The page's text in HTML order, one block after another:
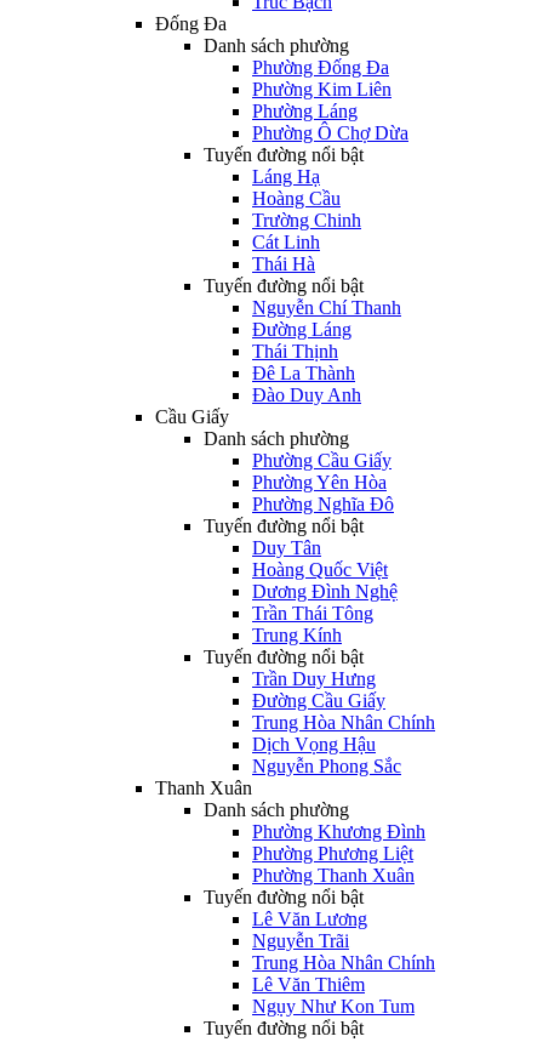
Đống Đa
Danh sách phường
Phường Đống Đa
Phường Kim Liên
Phường Láng
Phường Ô Chợ Dừa
Tuyến đường nổi bật
Láng Hạ
Hoàng Cầu
Trường Chinh
Cát Linh
Thái Hà
Tuyến đường nổi bật
Nguyễn Chí Thanh
Đường Láng
Thái Thịnh
Đê La Thành
Đào Duy Anh
Cầu Giấy
Danh sách phường
Phường Cầu Giấy
Phường Yên Hòa
Phường Nghĩa Đô
Tuyến đường nổi bật
Duy Tân
Hoàng Quốc Việt
Dương Đình Nghệ
Trần Thái Tông
Trung Kính
Tuyến đường nổi bật
Trần Duy Hưng
Đường Cầu Giấy
Trung Hòa Nhân Chính
Dịch Vọng Hậu
Nguyễn Phong Sắc
Thanh Xuân
Danh sách phường
Phường Khương Đình
Phường Phương Liệt
Phường Thanh Xuân
Tuyến đường nổi bật
Lê Văn Lương
Nguyễn Trãi
Trung Hòa Nhân Chính
Lê Văn Thiêm
Ngụy Như Kon Tum
Tuyến đường nổi bật